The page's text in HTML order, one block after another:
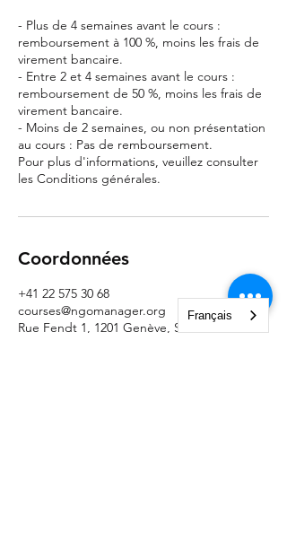
- Plus de 4 semaines avant le cours :
remboursement à 100 %, moins les frais de
virement bancaire.
- Entre 2 et 4 semaines avant le cours :
remboursement de 50 %, moins les frais de
virement bancaire.
- Moins de 2 semaines, ou non présentation
au cours : Pas de remboursement.
Pour plus d'informations, veuillez consulter
les Conditions générales.
Coordonnées
+41 22 575 30 68
courses@ngomanager.org
Rue Fendt 1, 1201 Genève, Suisse
Français